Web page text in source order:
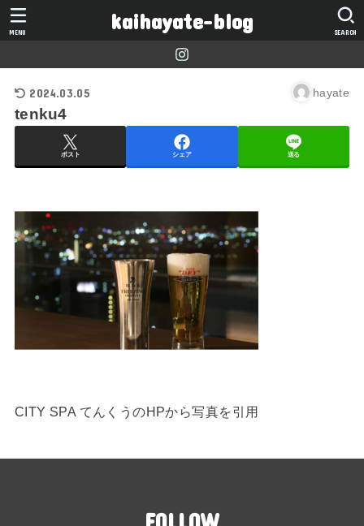
kaihayate-blog SEARCH
MENU
2024.03.05 hayate
tenku4
ポスト シェア 送る
CITY SPA てんくうのHPから写真を引用